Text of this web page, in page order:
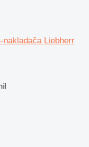
nakladača Liebherr